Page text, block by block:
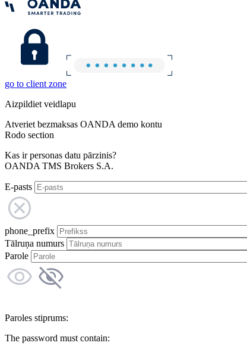
go to client zone
Aizpildiet veidlapu
Atveriet bezmaksas OANDA demo kontu
Rodo section
Kas ir personas datu pārzinis?
OANDA TMS Brokers S.A.
E-pasts
phone_prefix
Tālruņa numurs
Parole
Paroles stiprums:
The password must contain: